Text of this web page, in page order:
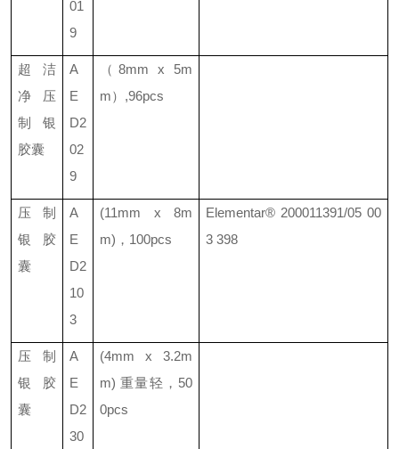
01
9
超洁
净压
制银
胶囊
A
E
D2
02
9
（ 8mm x 5m
m） ,96pcs
压制
银胶
囊
A
E
D2
10
3
(11mm x 8m
m) ， 100pcs
Elementar® 200011391/05 00
3 398
压制
银胶
囊
A
E
D2
30
(4mm x 3.2m
m)重量轻 ， 50
0pcs